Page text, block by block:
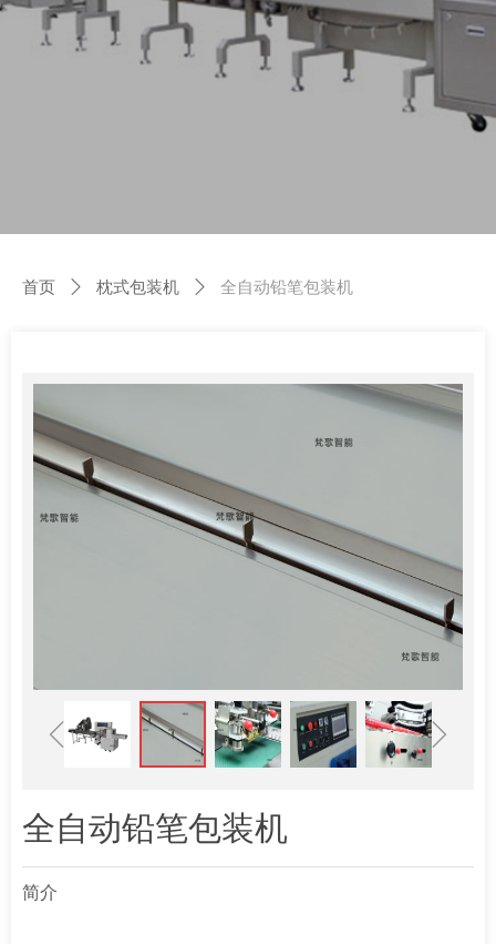
全自动铅笔包装机
简介
ꁆ ꁇ
首页 ꄲ 枕式包装机 ꄲ 全自动铅笔包装机